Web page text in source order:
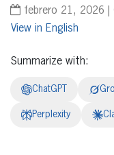
febrero 21, 2026 |
English
Summarize with:
ChatGPT
Perplexity